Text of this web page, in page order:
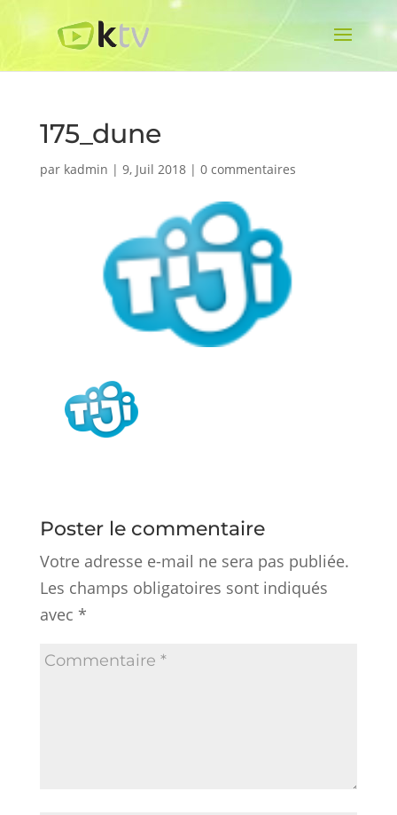
175_dune
par kadmin | 9, Juil 2018| 0 commentaires
Poster le commentaire
Votre adresse e-mail ne sera pas publiée.
Les champs obligatoires sont indiqués
avec *